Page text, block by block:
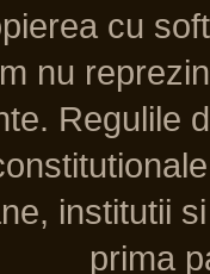
cu
nu
Regulile
institutii
prima